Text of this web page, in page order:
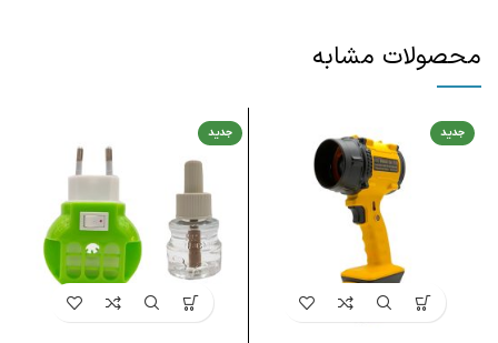
محصولات مشابه
جدید جدید